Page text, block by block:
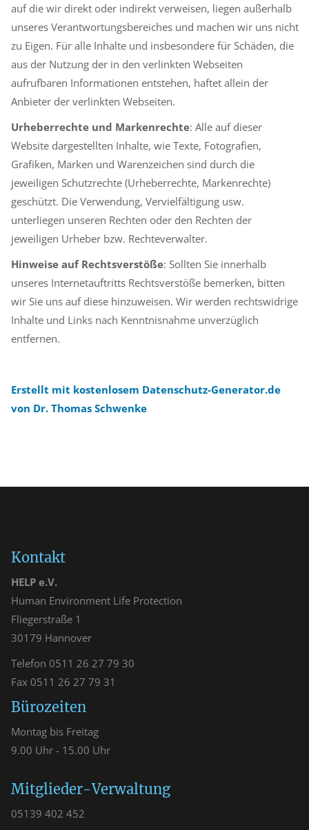
auf die wir direkt oder indirekt verweisen, liegen außerhalb
unseres Verantwortungsbereiches und machen wir uns nicht
zu Eigen. Für alle Inhalte und insbesondere für Schäden, die
aus der Nutzung der in den verlinkten Webseiten
aufrufbaren Informationen entstehen, haftet allein der
Anbieter der verlinkten Webseiten.
Urheberrechte und Markenrechte: Alle auf dieser
Website dargestellten Inhalte, wie Texte, Fotografien,
Grafiken, Marken und Warenzeichen sind durch die
jeweiligen Schutzrechte (Urheberrechte, Markenrechte)
geschützt. Die Verwendung, Vervielfältigung usw.
unterliegen unseren Rechten oder den Rechten der
jeweiligen Urheber bzw. Rechteverwalter.
Hinweise auf Rechtsverstöße: Sollten Sie innerhalb
unseres Internetauftritts Rechtsverstöße bemerken, bitten
wir Sie uns auf diese hinzuweisen. Wir werden rechtswidrige
Inhalte und Links nach Kenntnisnahme unverzüglich
entfernen.
Erstellt mit kostenlosem Datenschutz-Generator.de
von Dr. Thomas Schwenke
Kontakt
HELP e.V.
Human Environment Life Protection
Fliegerstraße 1
30179 Hannover
Telefon 0511 26 27 79 30
Fax 0511 26 27 79 31
Bürozeiten
Montag bis Freitag
9.00 Uhr - 15.00 Uhr
Mitglieder-Verwaltung
05139 402 452